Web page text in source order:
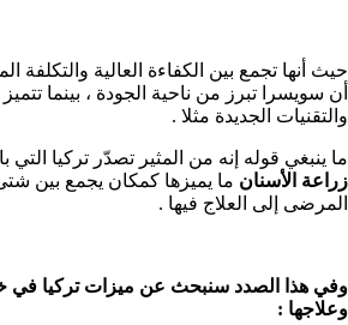
حيث أنها تجمع بين الكفاءة العالية والتكلفة
أن سويسرا تبرز من ناحية الجودة ، بينما تتميز
والتقنيات الجديدة مثلا .
ما ينبغي قوله إنه من المثير تصدّر تركيا التي
زراعة الأسنان ما يميزها كمكان يجمع بين
المرضى إلى العلاج فيها .
وفي هذا الصدد سنبحث عن ميزات تركيا في
وعلاجها :